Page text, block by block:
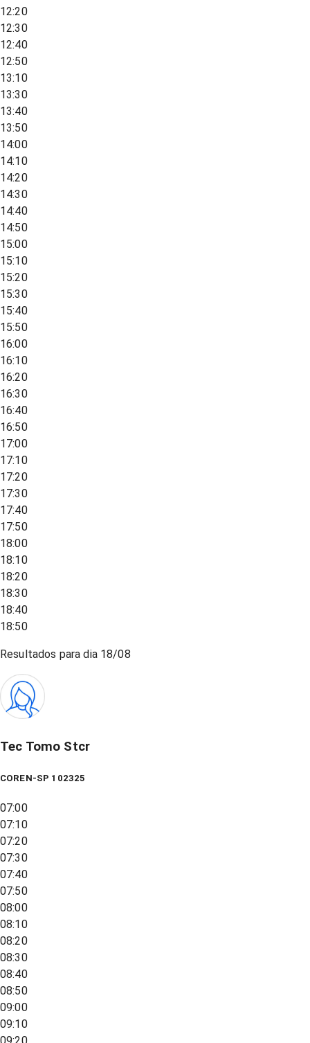
12:20
12:30
12:40
12:50
13:10
13:30
13:40
13:50
14:00
14:10
14:20
14:30
14:40
14:50
15:00
15:10
15:20
15:30
15:40
15:50
16:00
16:10
16:20
16:30
16:40
16:50
17:00
17:10
17:20
17:30
17:40
17:50
18:00
18:10
18:20
18:30
18:40
18:50
Resultados para dia 18/08
Tec Tomo Stcr
COREN-SP 102325
07:00
07:10
07:20
07:30
07:40
07:50
08:00
08:10
08:20
08:30
08:40
08:50
09:00
09:10